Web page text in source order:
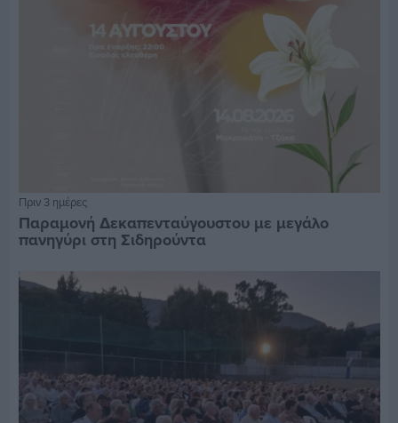
Πριν 3 ημέρες
Παραμονή Δεκαπενταύγουστου με μεγάλο
πανηγύρι στη Σιδηρούντα